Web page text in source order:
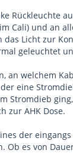
Rückleuchte
Cali) und an
das Licht zur
geleuchtet
an welchem
eine
Stromdieb
zur AHK Dose.
der
Ob es von